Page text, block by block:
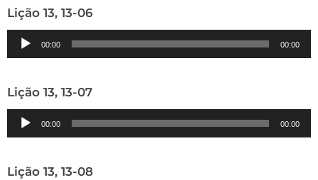
Lição 13, 13-06
Tocador
de
00:00 00:00
Lição 13, 13-07
Tocador
de
00:00 00:00
Lição 13, 13-08